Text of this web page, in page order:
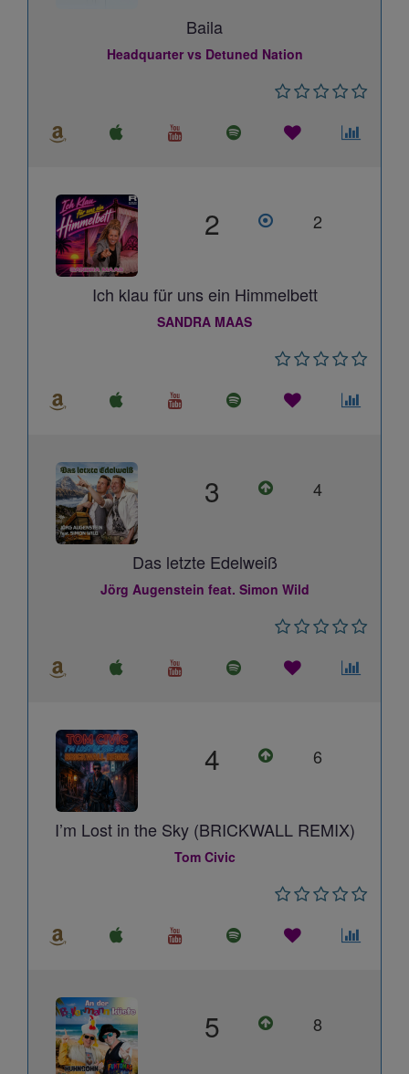
Baila
Headquarter vs Detuned Nation
2 2
Ich klau für uns ein Himmelbett
SANDRA MAAS
3 4
Das letzte Edelweiß
Jörg Augenstein feat. Simon Wild
4 6
I’m Lost in the Sky (BRICKWALL REMIX)
Tom Civic
5 8